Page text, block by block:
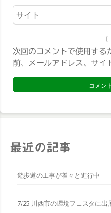
ル
ウ
ェ
サ
イ
ト
*
次回のコメントで使用する
前、メールアドレス、サイ
最近の記事
遊歩道の工事が着々と進行中
7/25 川西市の環境フェスタに出